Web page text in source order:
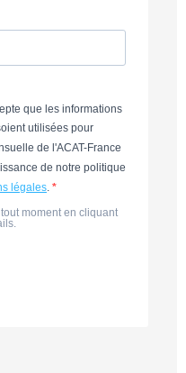
que les informations
utilisées pour
de l'ACAT-France
de notre politique
légales.
moment en cliquant